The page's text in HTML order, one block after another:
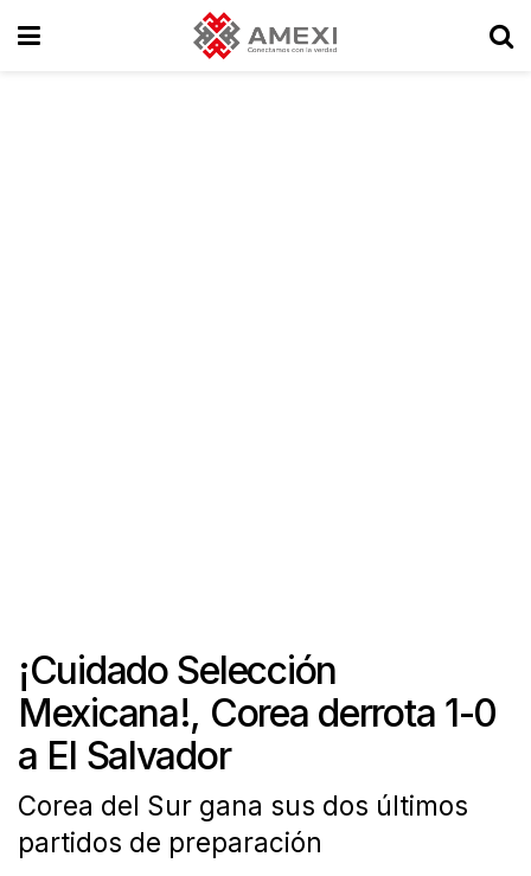
¡Cuidado Selección
Mexicana!, Corea derrota 1-0
a El Salvador
Corea del Sur gana sus dos últimos
partidos de preparación